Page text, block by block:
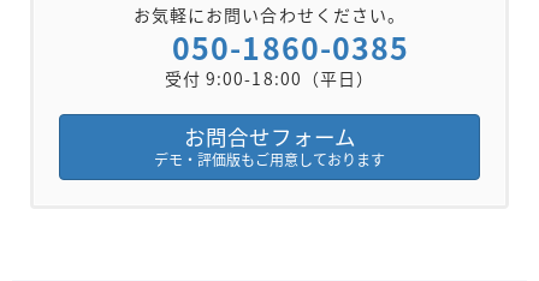
お気軽にお問い合わせください。
050-1860-0385
受付 9:00-18:00（平日）
お問合せフォーム
デモ・評価版もご用意しております